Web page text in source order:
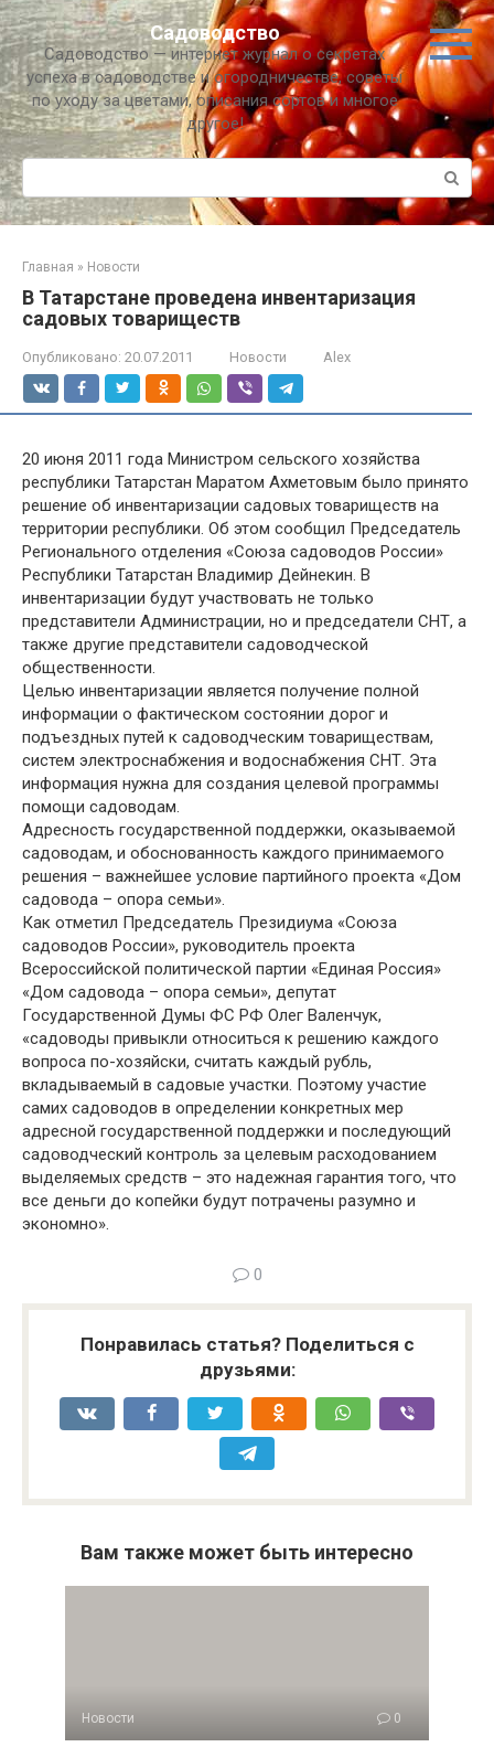
Перейти
к
контенту
Садоводство
Садоводство — интернет журнал о секретах
успеха в садоводстве и огородничестве, советы
по уходу за цветами, описания сортов и многое
другое!
Поиск:
Главная » Новости
В Татарстане проведена инвентаризация
садовых товариществ
Опубликовано: 20.07.2011 Новости Alex
20 июня 2011 года Министром сельского хозяйства
республики Татарстан Маратом Ахметовым было принято
решение об инвентаризации садовых товариществ на
территории республики. Об этом сообщил Председатель
Регионального отделения «Союза садоводов России»
Республики Татарстан Владимир Дейнекин. В
инвентаризации будут участвовать не только
представители Администрации, но и председатели СНТ, а
также другие представители садоводческой
общественности.
Целью инвентаризации является получение полной
информации о фактическом состоянии дорог и
подъездных путей к садоводческим товариществам,
систем электроснабжения и водоснабжения СНТ. Эта
информация нужна для создания целевой программы
помощи садоводам.
Адресность государственной поддержки, оказываемой
садоводам, и обоснованность каждого принимаемого
решения – важнейшее условие партийного проекта «Дом
садовода – опора семьи».
Как отметил Председатель Президиума «Союза
садоводов России», руководитель проекта
Всероссийской политической партии «Единая Россия»
«Дом садовода – опора семьи», депутат
Государственной Думы ФС РФ Олег Валенчук,
«садоводы привыкли относиться к решению каждого
вопроса по-хозяйски, считать каждый рубль,
вкладываемый в садовые участки. Поэтому участие
самих садоводов в определении конкретных мер
адресной государственной поддержки и последующий
садоводческий контроль за целевым расходованием
выделяемых средств – это надежная гарантия того, что
все деньги до копейки будут потрачены разумно и
экономно».
0
Понравилась статья? Поделиться с
друзьями:
Вам также может быть интересно
Новости 0